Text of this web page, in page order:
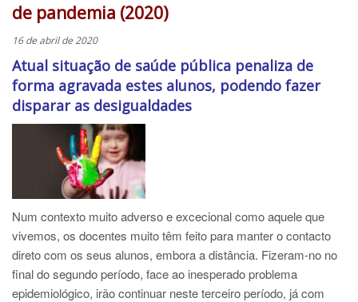
de pandemia (2020)
16 de abril de 2020
Atual situação de saúde pública penaliza de
forma agravada estes alunos, podendo fazer
disparar as desigualdades
Num contexto muito adverso e excecional como aquele que
vivemos, os docentes muito têm feito para manter o contacto
direto com os seus alunos, embora a distância. Fizeram-no no
final do segundo período, face ao inesperado problema
epidemiológico, irão continuar neste terceiro período, já com